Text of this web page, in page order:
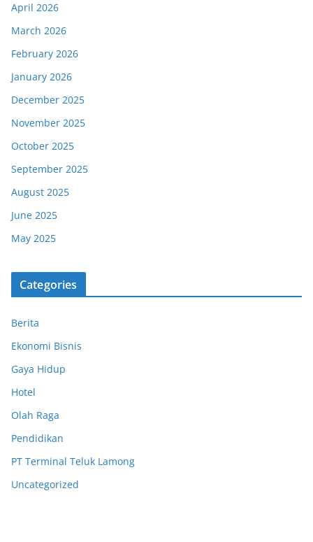
April 2026
March 2026
February 2026
January 2026
December 2025
November 2025
October 2025
September 2025
August 2025
June 2025
May 2025
Categories
Berita
Ekonomi Bisnis
Gaya Hidup
Hotel
Olah Raga
Pendidikan
PT Terminal Teluk Lamong
Uncategorized